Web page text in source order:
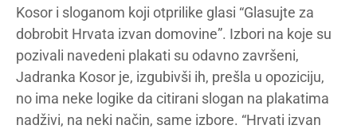
Kosor i sloganom koji otprilike glasi “Glasujte za
dobrobit Hrvata izvan domovine”. Izbori na koje su
pozivali navedeni plakati su odavno završeni,
Jadranka Kosor je, izgubivši ih, prešla u opoziciju,
no ima neke logike da citirani slogan na plakatima
nadživi, na neki način, same izbore. “Hrvati izvan